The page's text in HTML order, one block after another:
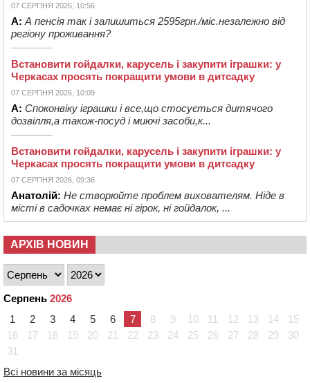
07 СЕРПНЯ 2026, 10:56
А: А пенсія так і залишиться 2595грн./міс.незалежно від
регіону проживання?
Встановити гойдалки, карусель і закупити іграшки: у
Черкасах просять покращити умови в дитсадку
07 СЕРПНЯ 2026, 10:09
А: Споконвіку іграшки і все,що стосується дитячого
дозвілля,а також-посуд і миючі засоби,к...
Встановити гойдалки, карусель і закупити іграшки: у
Черкасах просять покращити умови в дитсадку
07 СЕРПНЯ 2026, 09:36
Анатолій: Не створюйте проблем вихователям. Ніде в
місті в садочках немає ні гірок, ні гойдалок, ...
АРХІВ НОВИН
Серпень 2026
1
2 3 4 5 6 7 8 9 10 11 12 13 14
15
16
17 18 19 20 21 22 23 24 25 26 27 28 29
30
31
Всі новини за місяць